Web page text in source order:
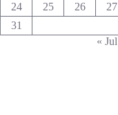
24
25 26 27
31
« Jul